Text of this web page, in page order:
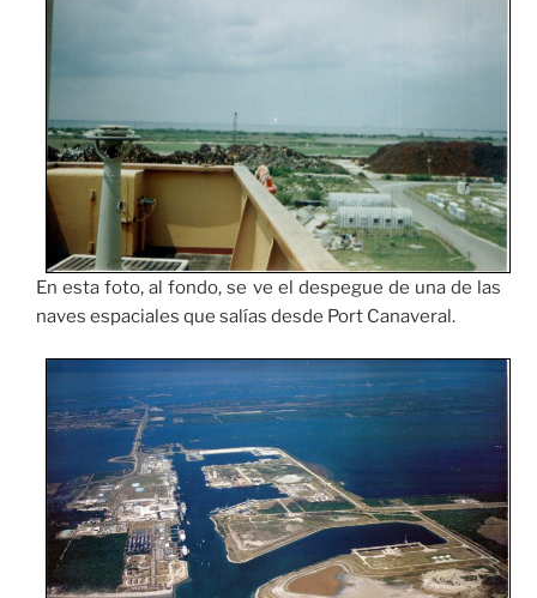
En esta foto, al fondo, se ve el despegue de una de las
naves espaciales que salías desde Port Canaveral.